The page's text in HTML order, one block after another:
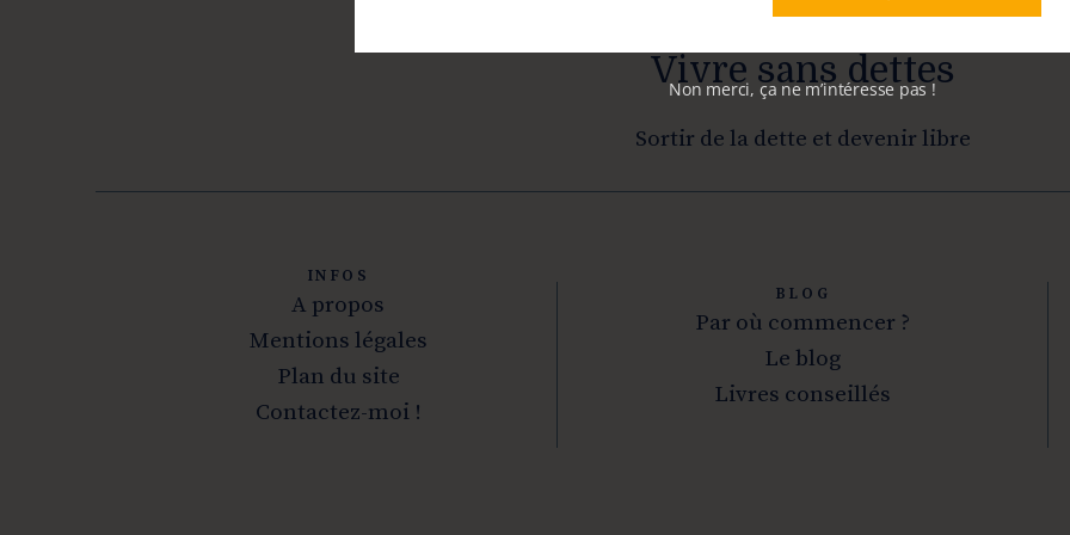
Vivre sans dettes
Sortir de la dette et devenir libre
INFOS
A propos
Mentions légales
Plan du site
Contactez-moi !
BLOG
Par où commencer ?
Le blog
Livres conseillés
Non merci, ça ne m’intéresse pas !